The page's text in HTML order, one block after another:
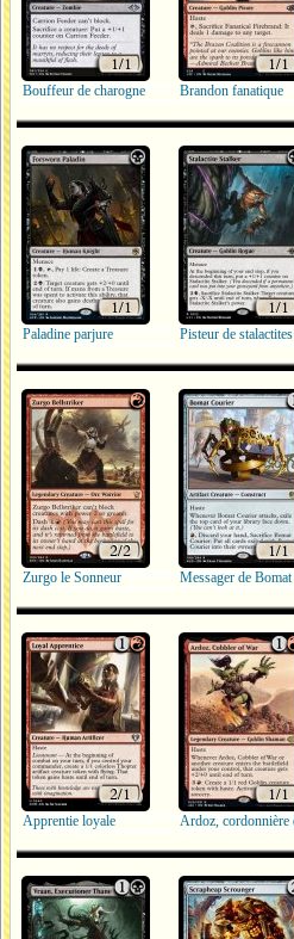
Bouffeur de charogne Brandon fanatique
Paladine parjure Pisteur de stalactites
Zurgo le Sonneur Messager de Bomat
Apprentie loyale